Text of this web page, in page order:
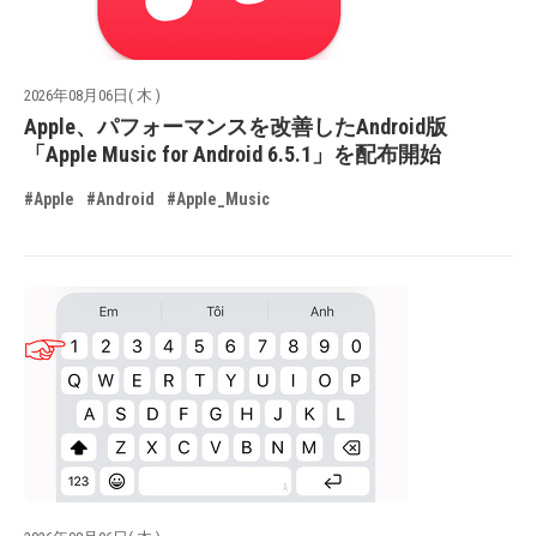
2026年08月06日( 木 )
Apple、パフォーマンスを改善したAndroid版
「Apple Music for Android 6.5.1」を配布開始
#Apple #Android #Apple_Music